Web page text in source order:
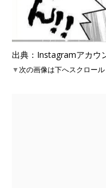
出典：Instagramアカウ
▼次の画像は下へスクロー